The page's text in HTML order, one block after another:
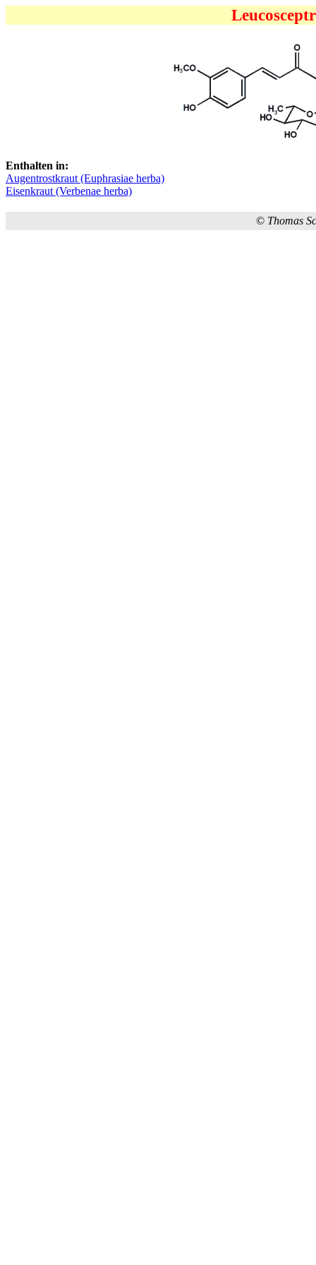
Enthalten in:
Augentrostkraut (Euphrasiae herba)
Eisenkraut (Verbenae herba)
© Thomas